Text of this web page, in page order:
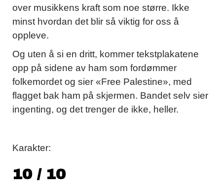
over musikkens kraft som noe større. Ikke
minst hvordan det blir så viktig for oss å
oppleve.
Og uten å si en dritt, kommer tekstplakatene
opp på sidene av ham som fordømmer
folkemordet og sier «Free Palestine», med
flagget bak ham på skjermen. Bandet selv sier
ingenting, og det trenger de ikke, heller.
Karakter:
10 / 10